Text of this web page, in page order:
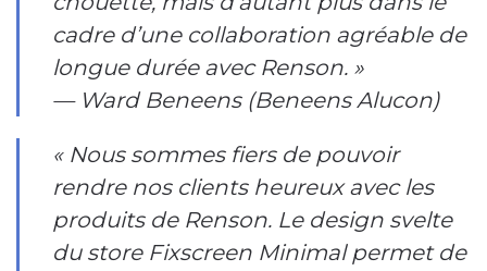
cadre d’une collaboration agréable de
longue durée avec Renson. »
— Ward Beneens (Beneens Alucon)
« Nous sommes fiers de pouvoir
rendre nos clients heureux avec les
produits de Renson. Le design svelte
du store Fixscreen Minimal permet de